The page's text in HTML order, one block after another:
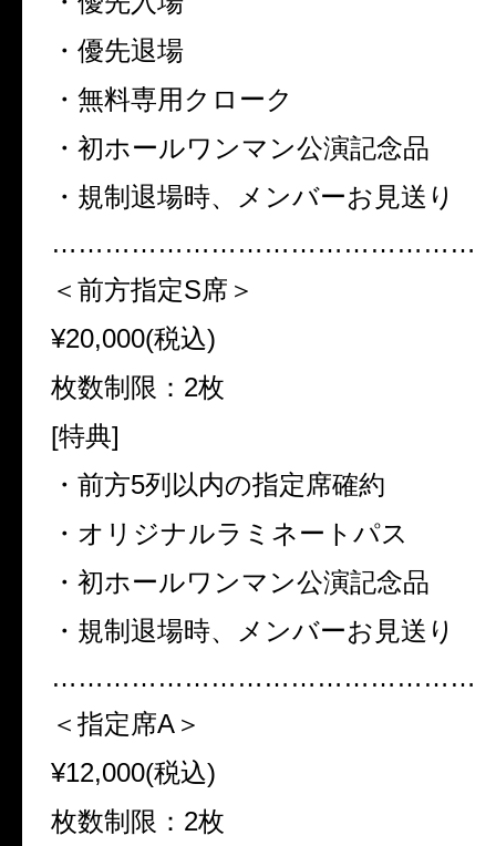
・優先退場
・無料専用クローク
・初ホールワンマン公演記念品
・規制退場時、メンバーお見送り
…………………………………………
＜前方指定S席＞
¥20,000(税込)
枚数制限：2枚
[特典]
・前方5列以内の指定席確約
・オリジナルラミネートパス
・初ホールワンマン公演記念品
・規制退場時、メンバーお見送り
…………………………………………
＜指定席A＞
¥12,000(税込)
枚数制限：2枚